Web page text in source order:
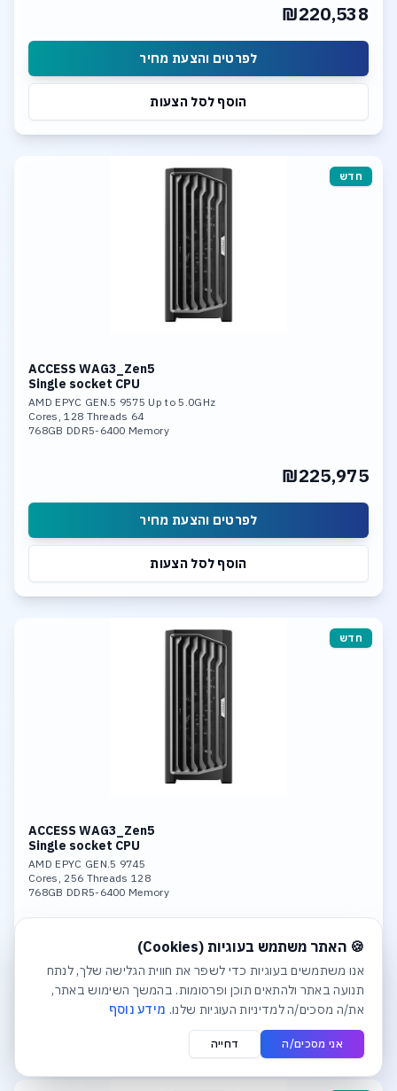
₪220,538
לפרטים והצעת מחיר
הוסף לסל הצעות
חדש
ACCESS WAG3_Zen5
Single socket CPU
AMD EPYC GEN.5 9575 Up to 5.0GHz
64 Cores, 128 Threads
768GB DDR5-6400 Memory
₪225,975
לפרטים והצעת מחיר
הוסף לסל הצעות
חדש
ACCESS WAG3_Zen5
Single socket CPU
AMD EPYC GEN.5 9745
128 Cores, 256 Threads
768GB DDR5-6400 Memory
4TB SSD NVME PCIe 5.0
₪230,507
חלונית עוגיות נפתחה אוטומטית. לסגירה יש ללחוץ על כפתור
🍪 האתר משתמש בעוגיות (Cookies)
אנו משתמשים בעוגיות כדי לשפר את חווית הגלישה שלך, לנתח
תנועה באתר ולהתאים תוכן ופרסומות. בהמשך השימוש באתר,
את/ה מסכים/ה למדיניות העוגיות שלנו. מידע נוסף
אני מסכים/ה דחייה